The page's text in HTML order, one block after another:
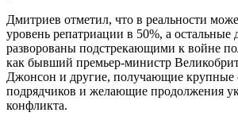
Дмитриев отметил, что в реальности
уровень репатриации в 50%, а остальные
разворованы подстрекающими к войне
как бывший премьер-министр
Джонсон и другие, получающие крупные
подрядчиков и желающие продолжения
конфликта.